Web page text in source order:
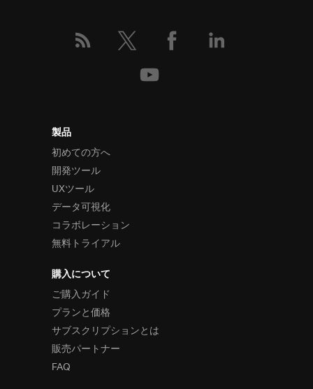
製品
初めての方へ
開発ツール
UXツール
データ可視化
コラボレーション
無料トライアル
購入について
ご購入ガイド
プランと価格
サブスクリプションとは
販売パートナー
FAQ